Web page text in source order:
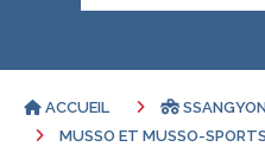
ACCUEIL
MUSSO ET MUSSO-SPORTS